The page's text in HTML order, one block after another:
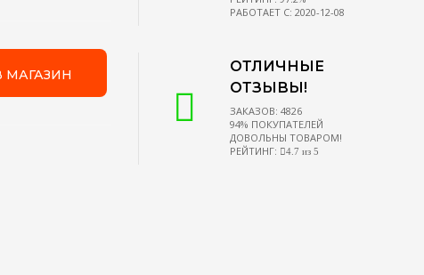
МАГАЗИН
РАБОТАЕТ С: 2020-12-08
ОТЛИЧНЫЕ
ОТЗЫВЫ!
ЗАКАЗОВ: 4826
94% ПОКУПАТЕЛЕЙ
ДОВОЛЬНЫ ТОВАРОМ!
РЕЙТИНГ:
4.7 из 5